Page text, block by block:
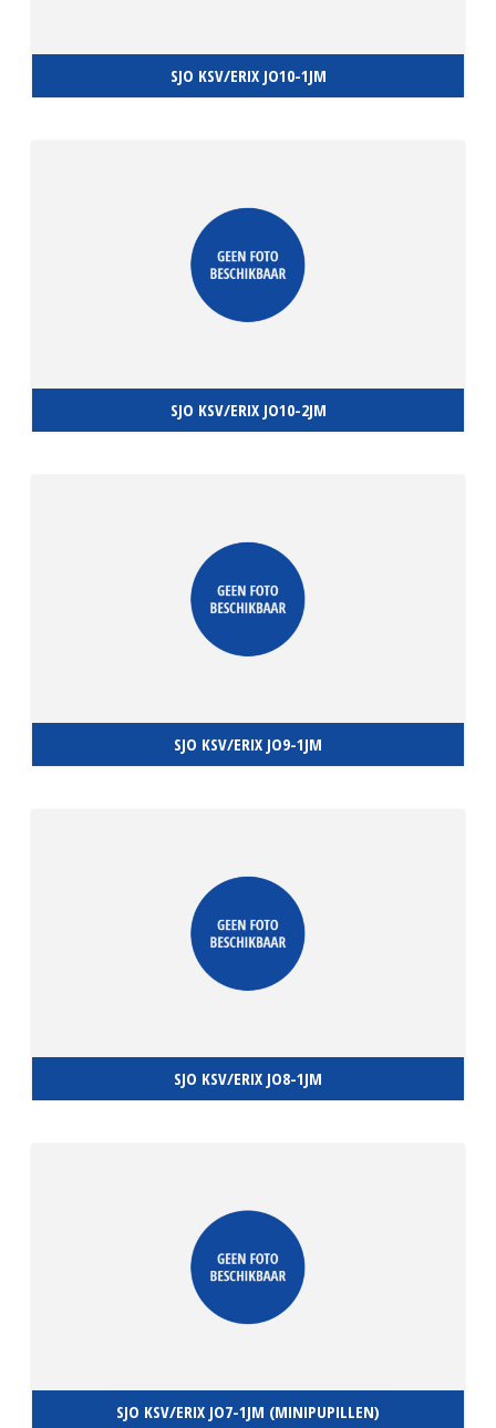
SJO KSV/ERIX JO10-1JM
SJO KSV/ERIX JO10-2JM
SJO KSV/ERIX JO9-1JM
SJO KSV/ERIX JO8-1JM
SJO KSV/ERIX JO7-1JM (MINIPUPILLEN)